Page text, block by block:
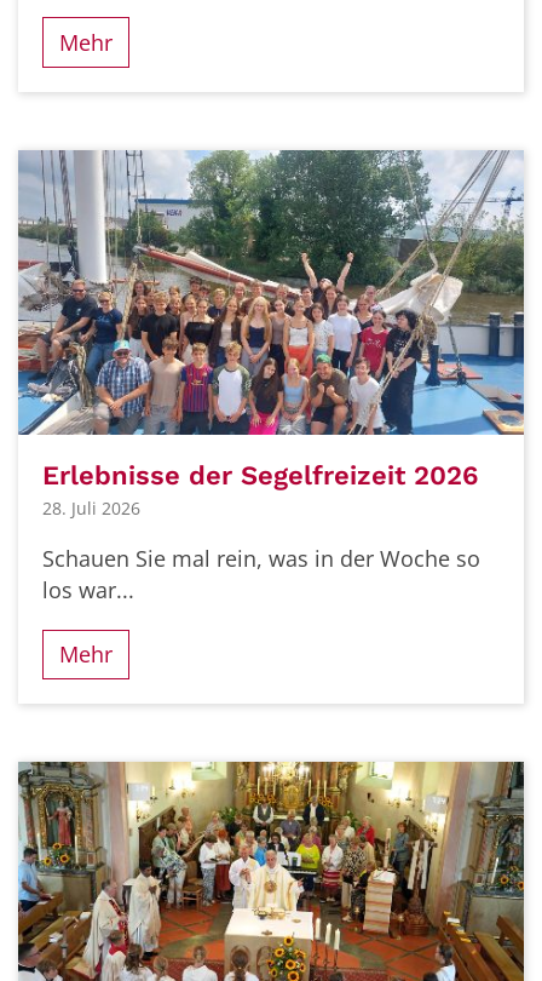
Mehr
Erlebnisse der Segelfreizeit 2026
28. Juli 2026
Schauen Sie mal rein, was in der Woche so
los war...
Mehr